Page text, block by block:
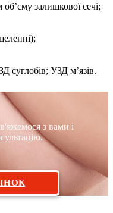
залишкової сечі;
суглобів; УЗД м’язів.
з вами і